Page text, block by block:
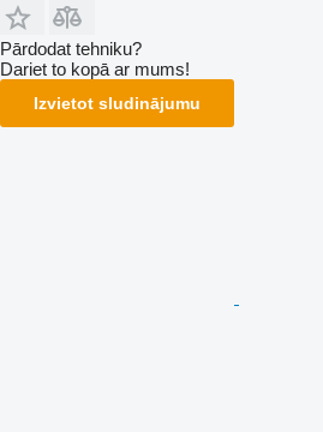
Pārdodat tehniku?
Dariet to kopā ar mums!
Izvietot sludinājumu